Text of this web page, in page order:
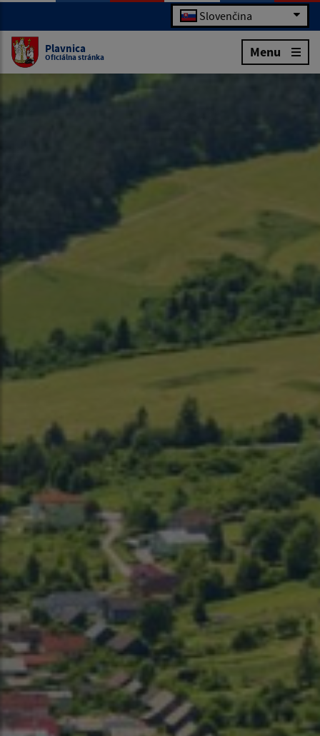
Slovenčina
Plavnica
Oficiálna stránka Menu